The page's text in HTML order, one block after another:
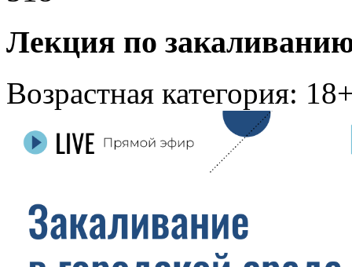
Лекция по
Возрастная категория: